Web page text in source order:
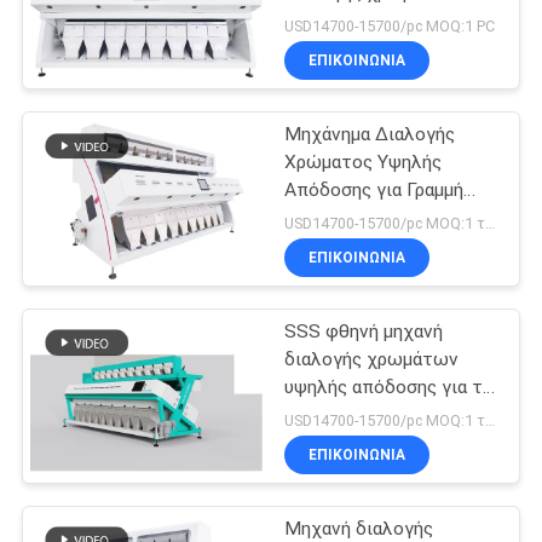
PRIVACY
POLICYΓραμμή
επεξεργασίας
σάλτσας κολλών
μαρμελάδας
45
Γραμμή παραγωγής
χυμού φρούτων
υψηλής απόδοσης για
σπόρους με
χωρητικότητα 5-6
USD14700-15700/pc MOQ:1 PC
ΕΠΙΚΟΙΝΩΝΊΑ
Μηχάνημα Διαλογής
Χρώματος Υψηλής
Απόδοσης για Γραμμή
Επεξεργασίας
Καλαμποκιού /
Αραβοσίτου / Σιταριού /
Δημητριακών
ΕΠΙΚΟΙΝΩΝΊΑ
SSS φθηνή μηχανή
διαλογής χρωμάτων
υψηλής απόδοσης για τη
γραμμή επεξεργασίας
αραβοσίτου /
καλαμποκιού / σιταριού /
σιτηρών
ΕΠΙΚΟΙΝΩΝΊΑ
Μηχανή διαλογής